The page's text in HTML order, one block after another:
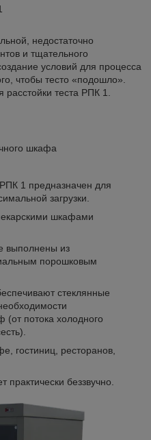
недостаточно
и тщательного
условий для процесса
чтобы тесто «подошло».
теста РПК 1.
шкафа
1 предназначен для
загрузки.
шкафами
выполнены из
порошковым
стеклянные
(от потока холодного
гостиниц, ресторанов,
беззвучно.